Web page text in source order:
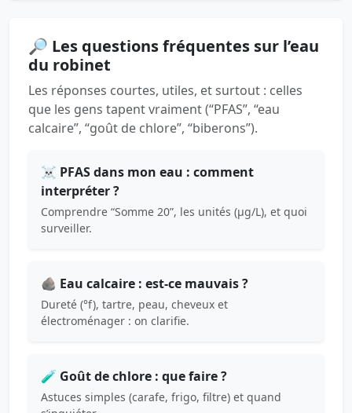
🔎 Les questions fréquentes sur l’eau
du robinet
Les réponses courtes, utiles, et surtout : celles
que les gens tapent vraiment (“PFAS”, “eau
calcaire”, “goût de chlore”, “biberons”).
☠️ PFAS dans mon eau : comment
interpréter ?
Comprendre “Somme 20”, les unités (µg/L), et quoi
surveiller.
🪨 Eau calcaire : est-ce mauvais ?
Dureté (°f), tartre, peau, cheveux et
électroménager : on clarifie.
🧪 Goût de chlore : que faire ?
Astuces simples (carafe, frigo, filtre) et quand